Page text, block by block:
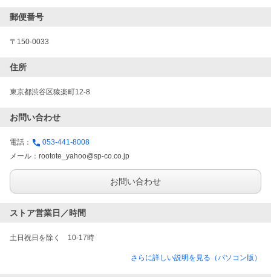
郵便番号
〒150-0033
住所
東京都渋谷区猿楽町12-8
お問い合わせ
電話：
053-441-8008
メール： rootote_yahoo@sp-co.co.jp
お問い合わせ
ストア営業日／時間
土日祝日を除く　10-17時
さらに詳しい説明を見る（パソコン版）